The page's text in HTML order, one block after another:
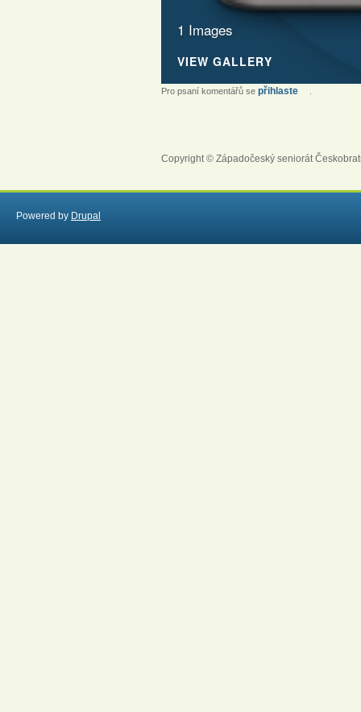
1 Images
VIEW GALLERY
Pro psaní komentářů se přihlaste
Copyright © Západočeský seniorát
Powered by Drupal